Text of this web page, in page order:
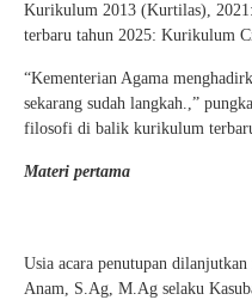
Kurikulum 2013 (Kurtilas),
terbaru tahun 2025: Kurikulum
“Kementerian Agama
sekarang sudah langkah.,”
filosofi di balik kurikulum
Materi pertama
Usia acara penutupan
Anam, S.Ag, M.Ag selaku